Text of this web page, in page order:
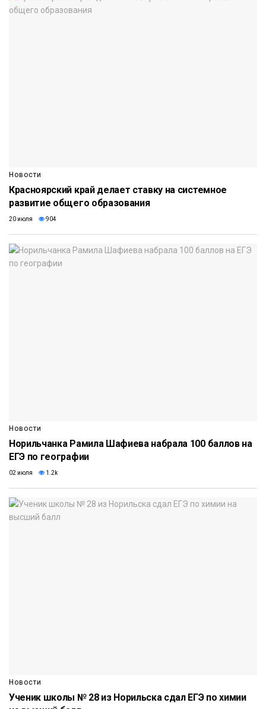
Новости
Красноярский край делает ставку на системное
развитие общего образования
20 июля 904
Новости
Норильчанка Рамила Шафиева набрала 100 баллов на
ЕГЭ по географии
02 июля 1.2k
Новости
Ученик школы № 28 из Норильска сдал ЕГЭ по химии